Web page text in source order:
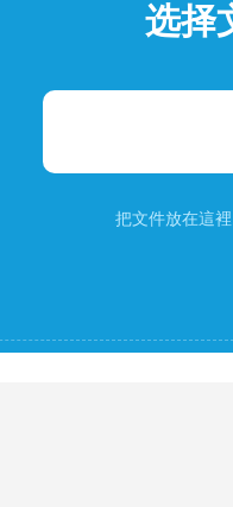
选择
把文件放在這